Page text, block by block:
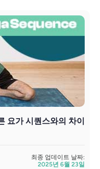
요가 시퀀스와의 차이
최종 업데이트 날짜:
2025년 6월 23일